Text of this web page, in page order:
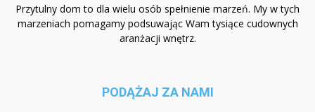
Przytulny dom to dla wielu osób spełnienie marzeń. My w tych
marzeniach pomagamy podsuwając Wam tysiące cudownych
aranżacji wnętrz.
PODĄŻAJ ZA NAMI